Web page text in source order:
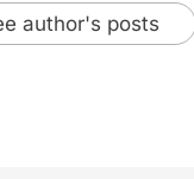
author's posts